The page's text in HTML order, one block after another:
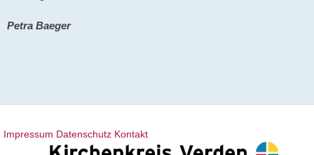
Petra Baeger
Impressum Datenschutz Kontakt